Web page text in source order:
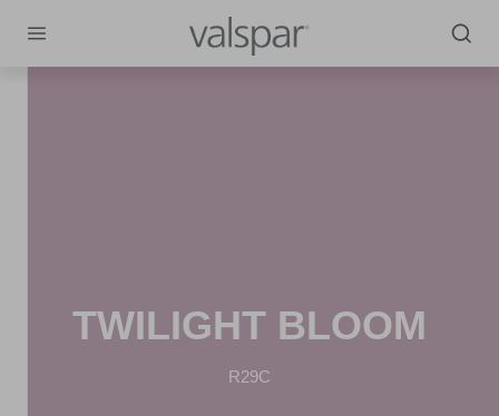
TWILIGHT BLOOM
R29C